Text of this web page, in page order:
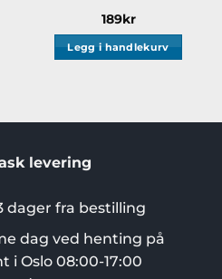
189kr
Legg i handlekurv
levering
dager fra bestilling
dag ved henting på
i Oslo 08:00-17:00